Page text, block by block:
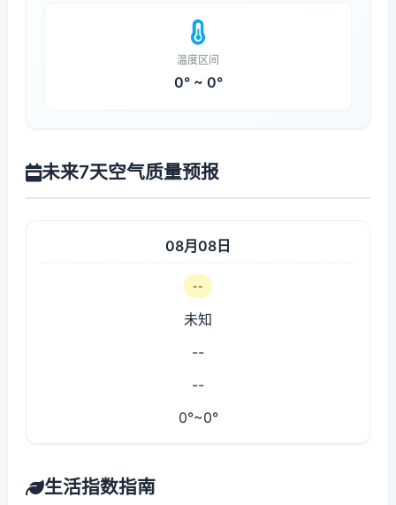
温度区间
0° ~ 0°
未来7天空气质量预报
08月08日
--
未知
--
--
0°~0°
生活指数指南